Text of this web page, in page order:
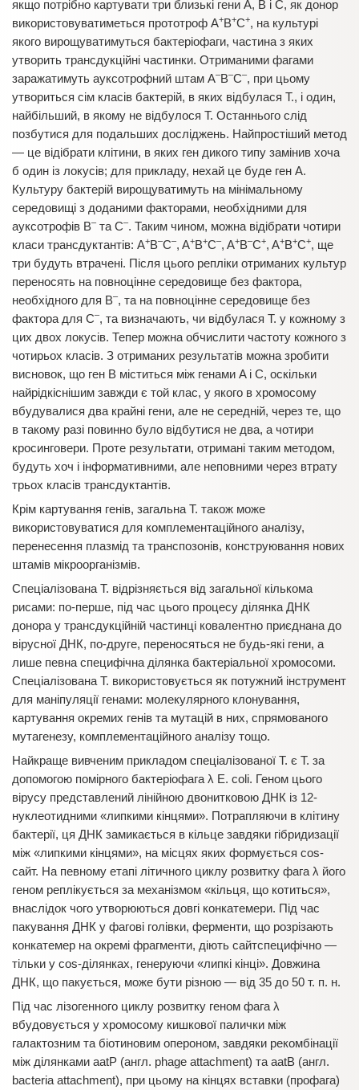
якщо потрібно картувати три близькі гени A, B і C, як донор
використовуватиметься прототроф A+B+C+, на культурі
якого вирощуватимуться бактеріофаги, частина з яких
утворить трансдукційні частинки. Отриманими фагами
заражатимуть ауксотрофний штам A–B–C–, при цьому
утвориться сім класів бактерій, в яких відбулася Т., і один,
найбільший, в якому не відбулося Т. Останнього слід
позбутися для подальших досліджень. Найпростіший метод
— це відібрати клітини, в яких ген дикого типу замінив хоча
б один із локусів; для прикладу, нехай це буде ген A.
Культуру бактерій вирощуватимуть на мінімальному
середовищі з доданими факторами, необхідними для
ауксотрофів B– та C–. Таким чином, можна відібрати чотири
класи трансдуктантів: A+B–C–, A+B+C–, A+B–C+, A+B+C+, ще
три будуть втрачені. Після цього репліки отриманих культур
переносять на повноцінне середовище без фактора,
необхідного для B–, та на повноцінне середовище без
фактора для C–, та визначають, чи відбулася Т. у кожному з
цих двох локусів. Тепер можна обчислити частоту кожного з
чотирьох класів. З отриманих результатів можна зробити
висновок, що ген B міститься між генами A і С, оскільки
найрідкіснішим завжди є той клас, у якого в хромосому
вбудувалися два крайні гени, але не середній, через те, що
в такому разі повинно було відбутися не два, а чотири
кросинговери. Проте результати, отримані таким методом,
будуть хоч і інформативними, але неповними через втрату
трьох класів трансдуктантів.
Крім картування генів, загальна Т. також може
використовуватися для комплементаційного аналізу,
перенесення плазмід та транспозонів, конструювання нових
штамів мікроорганізмів.
Спеціалізована Т. відрізняється від загальної кількома
рисами: по-перше, під час цього процесу ділянка ДНК
донора у трансдукційній частинці ковалентно приєднана до
вірусної ДНК, по-друге, переносяться не будь-які гени, а
лише певна специфічна ділянка бактеріальної хромосоми.
Спеціалізована Т. використовується як потужний інструмент
для маніпуляції генами: молекулярного клонування,
картування окремих генів та мутацій в них, спрямованого
мутагенезу, комплементаційного аналізу тощо.
Найкраще вивченим прикладом спеціалізованої Т. є Т. за
допомогою помірного бактеріофага λ E. coli. Геном цього
вірусу представлений лінійною двонитковою ДНК із 12-
нуклеотидними «липкими кінцями». Потрапляючи в клітину
бактерії, ця ДНК замикається в кільце завдяки гібридизації
між «липкими кінцями», на місцях яких формується cos-
сайт. На певному етапі літичного циклу розвитку фага λ його
геном реплікується за механізмом «кільця, що котиться»,
внаслідок чого утворюються довгі конкатемери. Під час
пакування ДНК у фагові голівки, ферменти, що розрізають
конкатемер на окремі фрагменти, діють сайтспецифічно —
тільки у cos-ділянках, генеруючи «липкі кінці». Довжина
ДНК, що пакується, може бути різною — від 35 до 50 т. п. н.
Під час лізогенного циклу розвитку геном фага λ
вбудовується у хромосому кишкової палички між
галактозним та біотиновим опероном, завдяки рекомбінації
між ділянками aatP (англ. phage attachment) та aatB (англ.
bacteria attachment), при цьому на кінцях вставки (профага)